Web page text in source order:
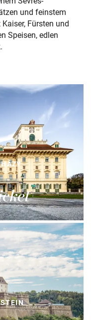
und feinstem
Fürsten und
Speisen, edlen